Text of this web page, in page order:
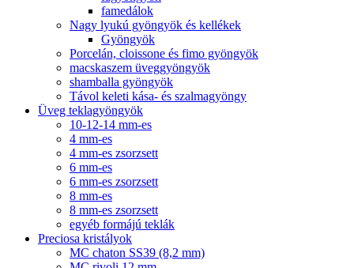
famedálok
Nagy lyukú gyöngyök és kellékek
Gyöngyök
Porcelán, cloissone és fimo gyöngyök
macskaszem üveggyöngyök
shamballa gyöngyök
Távol keleti kása- és szalmagyöngy
Üveg teklagyöngyök
10-12-14 mm-es
4 mm-es
4 mm-es zsorzsett
6 mm-es
6 mm-es zsorzsett
8 mm-es
8 mm-es zsorzsett
egyéb formájú teklák
Preciosa kristályok
MC chaton SS39 (8,2 mm)